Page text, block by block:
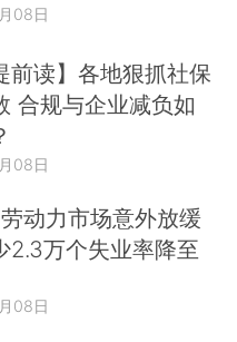
08日
前读】各地狠抓社保
合规与企业减负如
08日
动力市场意外放缓
2.3万个失业率降至
08日